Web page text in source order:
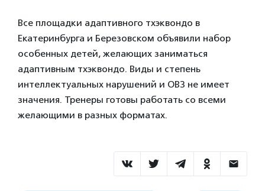
Все площадки адаптивного тхэквондо в
Екатеринбурга и Березовском объявили набор
особенных детей, желающих заниматься
адаптивным тхэквондо. Виды и степень
интеллектуальных нарушений и ОВЗ не имеет
значения. Тренеры готовы работать со всеми
желающими в разных форматах.